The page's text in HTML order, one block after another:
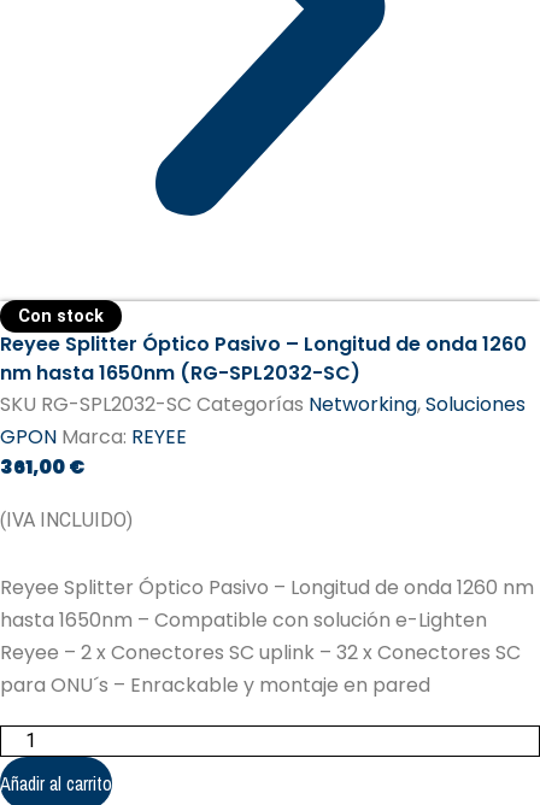
Con stock
Reyee Splitter Óptico Pasivo – Longitud de onda 1260
nm hasta 1650nm (RG-SPL2032-SC)
SKU RG-SPL2032-SC Categorías Networking,Soluciones
GPON Marca: REYEE
361,00€
(IVA INCLUIDO)
Reyee Splitter Óptico Pasivo – Longitud de onda 1260 nm
hasta 1650nm – Compatible con solución e-Lighten
Reyee – 2 x Conectores SC uplink – 32 x Conectores SC
para ONU´s – Enrackable y montaje en pared
Reyee
Splitter
Óptico
Pasivo
Añadir al carrito